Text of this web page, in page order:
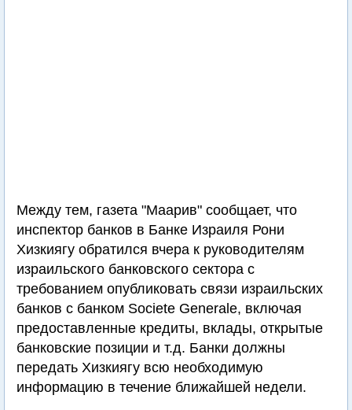
Между тем, газета "Маарив" сообщает, что
инспектор банков в Банке Израиля Рони
Хизкиягу обратился вчера к руководителям
израильского банковского сектора с
требованием опубликовать связи израильских
банков с банком Societe Generale, включая
предоставленные кредиты, вклады, открытые
банковские позиции и т.д. Банки должны
передать Хизкиягу всю необходимую
информацию в течение ближайшей недели.